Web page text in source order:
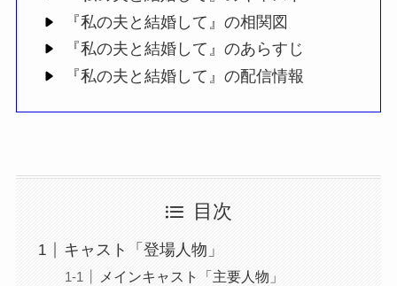
『私の夫と結婚して』の相関図
『私の夫と結婚して』のあらすじ
『私の夫と結婚して』の配信情報
目次
キャスト「登場人物」
メインキャスト「主要人物」